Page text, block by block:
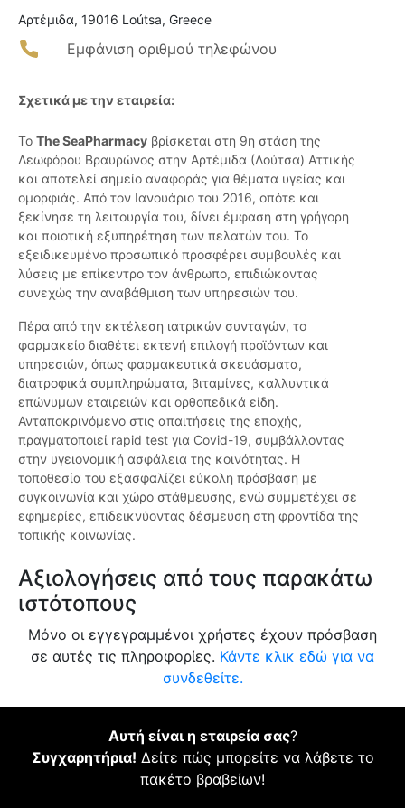
Αρτέμιδα, 19016 Loútsa, Greece
Εμφάνιση αριθμού τηλεφώνου
Σχετικά με την εταιρεία:
Το The SeaPharmacy βρίσκεται στη 9η στάση της
Λεωφόρου Βραυρώνος στην Αρτέμιδα (Λούτσα) Αττικής
και αποτελεί σημείο αναφοράς για θέματα υγείας και
ομορφιάς. Από τον Ιανουάριο του 2016, οπότε και
ξεκίνησε τη λειτουργία του, δίνει έμφαση στη γρήγορη
και ποιοτική εξυπηρέτηση των πελατών του. Το
εξειδικευμένο προσωπικό προσφέρει συμβουλές και
λύσεις με επίκεντρο τον άνθρωπο, επιδιώκοντας
συνεχώς την αναβάθμιση των υπηρεσιών του.
Πέρα από την εκτέλεση ιατρικών συνταγών, το
φαρμακείο διαθέτει εκτενή επιλογή προϊόντων και
υπηρεσιών, όπως φαρμακευτικά σκευάσματα,
διατροφικά συμπληρώματα, βιταμίνες, καλλυντικά
επώνυμων εταιρειών και ορθοπεδικά είδη.
Ανταποκρινόμενο στις απαιτήσεις της εποχής,
πραγματοποιεί rapid test για Covid-19, συμβάλλοντας
στην υγειονομική ασφάλεια της κοινότητας. Η
τοποθεσία του εξασφαλίζει εύκολη πρόσβαση με
συγκοινωνία και χώρο στάθμευσης, ενώ συμμετέχει σε
εφημερίες, επιδεικνύοντας δέσμευση στη φροντίδα της
τοπικής κοινωνίας.
Αξιολογήσεις από τους παρακάτω
ιστότοπους
Μόνο οι εγγεγραμμένοι χρήστες έχουν πρόσβαση
σε αυτές τις πληροφορίες. Κάντε κλικ εδώ για να
συνδεθείτε.
Αυτή είναι η εταιρεία σας?
Συγχαρητήρια! Δείτε πώς μπορείτε να λάβετε το
πακέτο βραβείων!